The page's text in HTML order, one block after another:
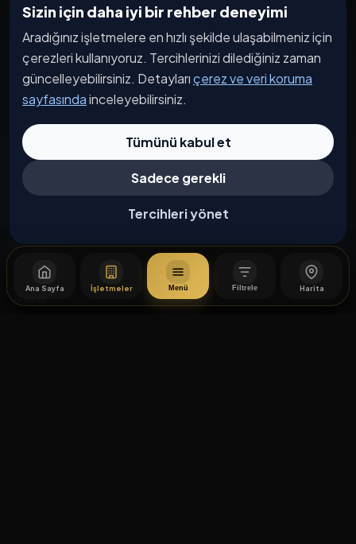
Sizin için daha iyi bir rehber deneyimi
Aradığınız işletmelere en hızlı şekilde ulaşabilmeniz için
çerezleri kullanıyoruz. Tercihlerinizi dilediğiniz zaman
güncelleyebilirsiniz. Detaylarıçerez ve veri koruma
sayfasındainceleyebilirsiniz.
Tümünü kabul et
Sadece gerekli
Tercihleri yönet
Ana Sayfa İşletmeler Menü Filtrele Harita
Keşfet
İşletmeler
Etkinlikler
Haberler
İşletme Başvurusu
İletişim